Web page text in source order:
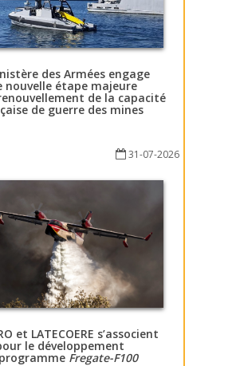
des Armées engage
nouvelle étape majeure
de la capacité
de guerre des mines
31-07-2026
et LATECOERE s’associent
le développement
Fregate-F100